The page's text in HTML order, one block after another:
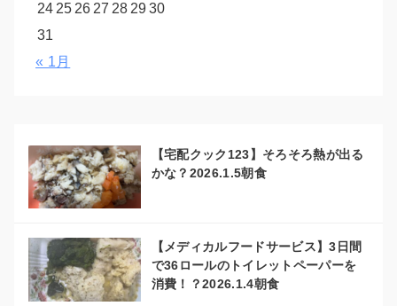
24 25 26 27 28 2930
31
« 1月
【宅配クック123】そろそろ熱が出る
かな？2026.1.5朝食
【メディカルフードサービス】3日間
で36ロールのトイレットペーパーを
消費！？2026.1.4朝食